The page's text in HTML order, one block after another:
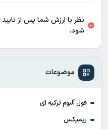
موضوعات
فول آلبوم ترکیه ای
ریمیکس
نظر با ارزش شما پس از
شود.